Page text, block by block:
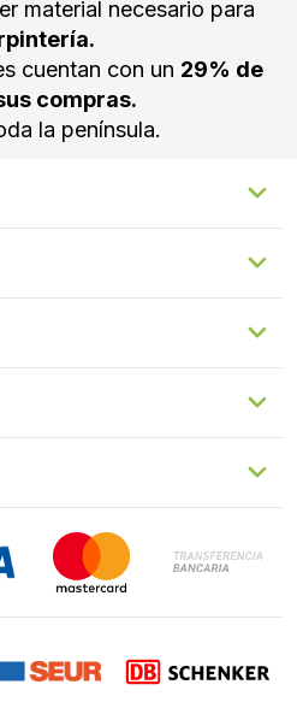
material necesario para
cuentan con un 29% de
compras.
la península.